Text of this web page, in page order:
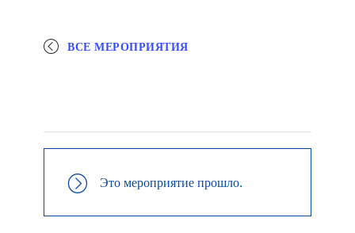
ВСЕ МЕРОПРИЯТИЯ
Это мероприятие прошло.